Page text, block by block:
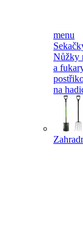
menu
Nůžky
a
na